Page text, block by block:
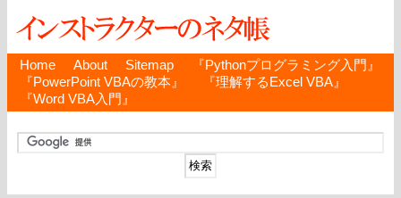
Home About Sitemap
『Pythonプログラミング入門』
『PowerPoint VBAの教本』
『理解するExcel VBA』
『Word VBA入門』